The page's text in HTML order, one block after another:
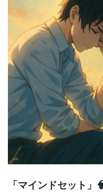
「マインドセット